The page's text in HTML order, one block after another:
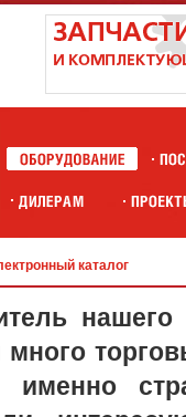
каталог
именно